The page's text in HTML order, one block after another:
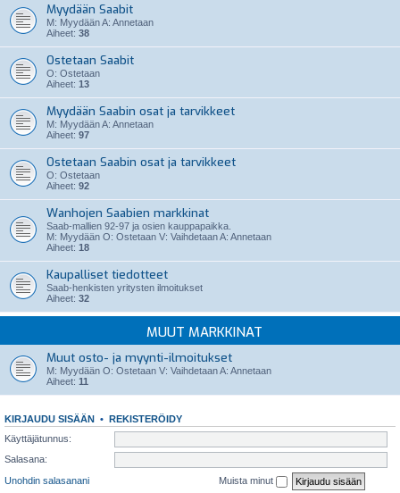
Myydään Saabit
M: Myydään A: Annetaan
Aiheet: 38
Ostetaan Saabit
O: Ostetaan
Aiheet: 13
Myydään Saabin osat ja tarvikkeet
M: Myydään A: Annetaan
Aiheet: 97
Ostetaan Saabin osat ja tarvikkeet
O: Ostetaan
Aiheet: 92
Wanhojen Saabien markkinat
Saab-mallien 92-97 ja osien kauppapaikka.
M: Myydään O: Ostetaan V: Vaihdetaan A: Annetaan
Aiheet: 18
Kaupalliset tiedotteet
Saab-henkisten yritysten ilmoitukset
Aiheet: 32
MUUT MARKKINAT
Muut osto- ja myynti-ilmoitukset
M: Myydään O: Ostetaan V: Vaihdetaan A: Annetaan
Aiheet: 11
KIRJAUDU SISÄÄN • REKISTERÖIDY
Käyttäjätunnus:
Salasana:
Unohdin salasanani
Muista minut